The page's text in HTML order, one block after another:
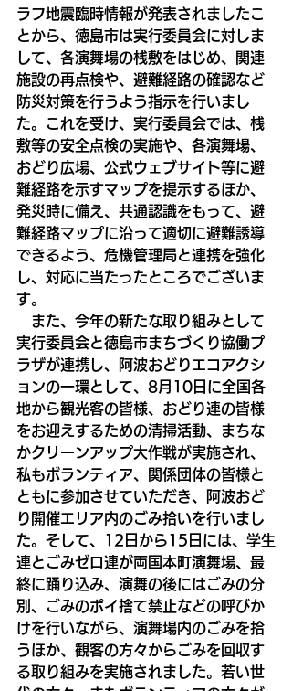
ラフ地震臨時情報が発表されましたこ
とから、徳島市は実行委員会に対しま
して、各演舞場の桟敷をはじめ、関連
施設の再点検や、避難経路の確認など
防災対策を行うよう指示を行いまし
た。これを受け、実行委員会では、桟
敷等の安全点検の実施や、各演舞場、
おどり広場、公式ウェブサイト等に避
難経路を示すマップを提示するほか、
発災時に備え、共通認識をもって、避
難経路マップに沿って適切に避難誘導
できるよう、危機管理局と連携を強化
し、対応に当たったところでございま
す。
また、今年の新たな取り組みとして
実行委員会と徳島市まちづくり協働プ
ラザが連携し、阿波おどりエコアクシ
ョンの一環として、8月10日に全国各
地から観光客の皆様、おどり連の皆様
をお迎えするための清掃活動、まちな
かクリーンアップ大作戦が実施され、
私もボランティア、関係団体の皆様と
ともに参加させていただき、阿波おど
り開催エリア内のごみ拾いを行いまし
た。そして、12日から15日には、学生
連とごみゼロ連が両国本町演舞場、最
終に踊り込み、演舞の後にはごみの分
別、ごみのポイ捨て禁止などの呼びか
けを行いながら、演舞場内のごみを拾
うほか、観客の方々からごみを回収す
る取り組みを実施されました。若い世